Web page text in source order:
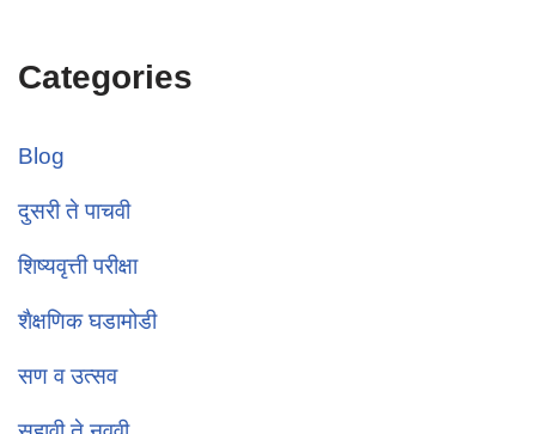
Categories
Blog
दुसरी ते पाचवी
शिष्यवृत्ती परीक्षा
शैक्षणिक घडामोडी
सण व उत्सव